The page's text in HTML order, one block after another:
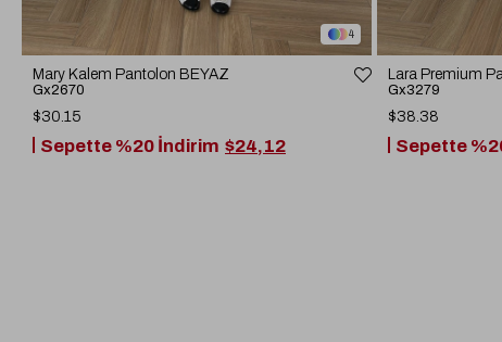
4
Mary Kalem Pantolon BEYAZ
Gx2670
$30.15
Sepette %20 İndirim $24,12
Lara Premium
Gx3279
$38.38
Sepette